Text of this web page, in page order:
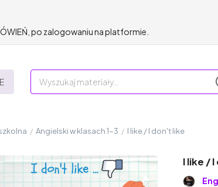
po zalogowaniu na platformie.
/ Angielski w klasach 1-3 / I like / I don't like
I like /